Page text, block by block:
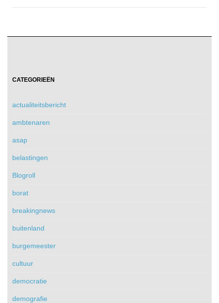
CATEGORIEËN
actualiteitsbericht
ambtenaren
asap
belastingen
Blogroll
borat
breakingnews
buitenland
burgemeester
cultuur
democratie
demografie